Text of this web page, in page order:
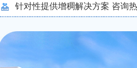
针对性提供增稠解决方案 咨询